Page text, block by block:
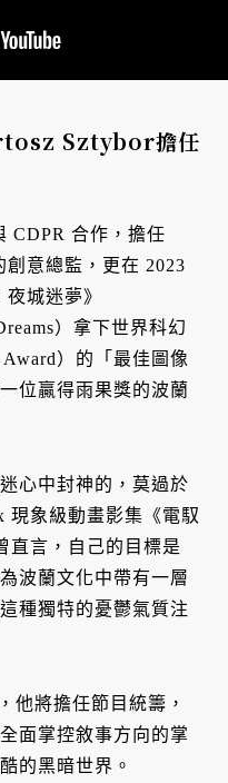
Sztybor擔任
CDPR 合作，擔任
創意總監，更在 2023
城迷夢》
）拿下世界科幻
）的「最佳圖像
位贏得雨果獎的波蘭
心中封神的，莫過於
現象級動畫影集《電馭
直言，自己的目標是
波蘭文化中帶有一層
種獨特的憂鬱氣質注
他將擔任節目統籌，
面掌控敘事方向的掌
的黑暗世界。